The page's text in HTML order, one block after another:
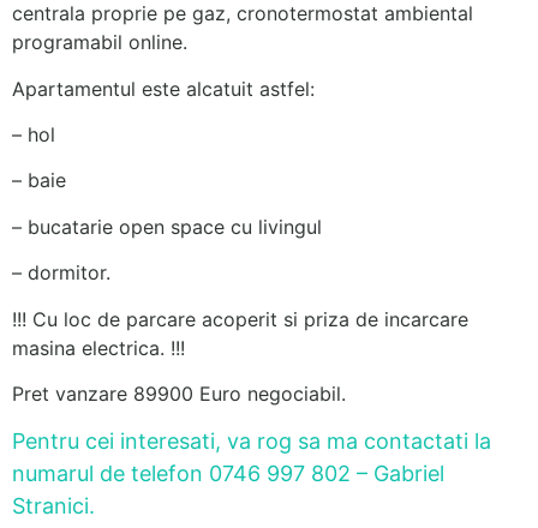
centrala proprie pe gaz, cronotermostat ambiental
programabil online.
Apartamentul este alcatuit astfel:
– hol
– baie
– bucatarie open space cu livingul
– dormitor.
!!! Cu loc de parcare acoperit si priza de incarcare
masina electrica. !!!
Pret vanzare 89900 Euro negociabil.
Pentru cei interesati, va rog sa ma contactati la
numarul de telefon 0746 997 802 – Gabriel
Stranici.